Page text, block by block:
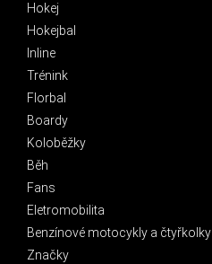
Hokej
Hokejbal
Inline
Trénink
Florbal
Boardy
Koloběžky
Běh
Fans
Eletromobilita
Benzínové motocykly a čtyřkolky
Značky